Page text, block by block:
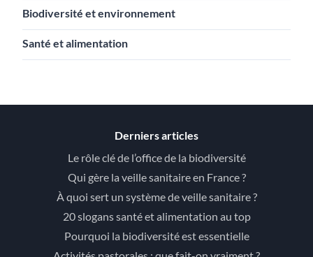
Biodiversité et environnement
Santé et alimentation
Derniers articles
Le rôle clé de l’office de la biodiversité
Qui gère la veille sanitaire en France ?
À quoi sert un système de veille sanitaire ?
20 slogans santé et alimentation au top
Pourquoi la biodiversité est essentielle